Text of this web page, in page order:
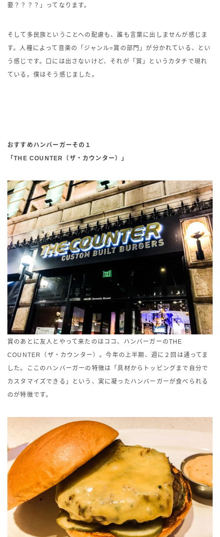
要？？？？」ってなります。
そして多民族ということへの配慮も、誰も言葉に出しませんが感じま
す。人種によって音楽の「ジャンル=賞の部門」が分かれている、とい
う感じです。口には出さないけど、それが「賞」というカタチで現れ
ている。僕はそう感じました。
おすすめハンバーガーその１
「THE COUNTER（ザ・カウンター）」
賞のあとに友人とやって来たのはココ、ハンバーガーのTHE
COUNTER（ザ・カウンター）。今年の上半期、週に２回は通ってま
した。ここのハンバーガーの特徴は「具材からトッピングまで自分で
カスタマイズできる」という、実に凝ったハンバーガーが食べられる
のが特徴です。